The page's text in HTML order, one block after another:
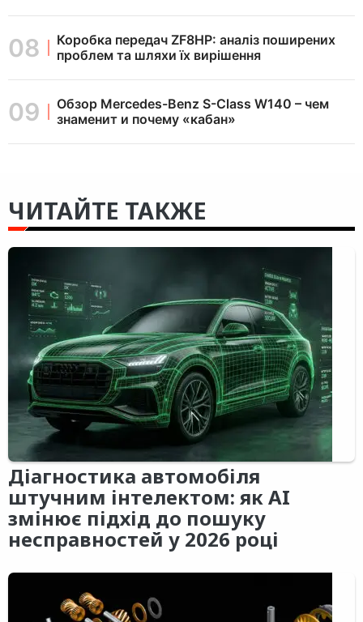
Коробка передач ZF8HP: аналіз поширених
проблем та шляхи їх вирішення
Обзор Mercedes-Benz S-Class W140 – чем
знаменит и почему «кабан»
ЧИТАЙТЕ ТАКЖЕ
Діагностика автомобіля
штучним інтелектом: як AI
змінює підхід до пошуку
несправностей у 2026 році